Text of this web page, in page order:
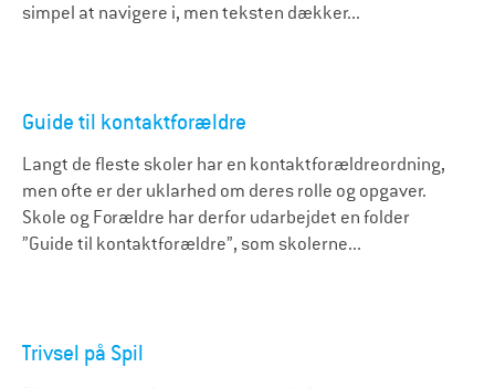
simpel at navigere i, men teksten dækker...
Guide til kontaktforældre
Langt de fleste skoler har en kontaktforældreordning,
men ofte er der uklarhed om deres rolle og opgaver.
Skole og Forældre har derfor udarbejdet en folder
”Guide til kontaktforældre”, som skolerne...
Trivsel på Spil